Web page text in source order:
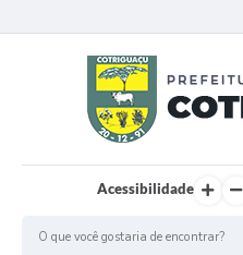
Acessibilidade